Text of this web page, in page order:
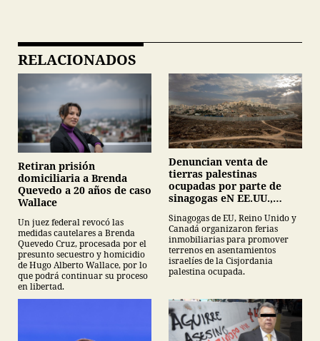
RELACIONADOS
Retiran prisión
domiciliaria a Brenda
Quevedo a 20 años de caso
Wallace
Un juez federal revocó las
medidas cautelares a Brenda
Quevedo Cruz, procesada por el
presunto secuestro y homicidio
de Hugo Alberto Wallace, por lo
que podrá continuar su proceso
en libertad.
Denuncian venta de
tierras palestinas
ocupadas por parte de
sinagogas eN EE.UU.,
Sinagogas de EU, Reino Unido y
Canadá organizaron ferias
inmobiliarias para promover
terrenos en asentamientos
israelíes de la Cisjordania
palestina ocupada.